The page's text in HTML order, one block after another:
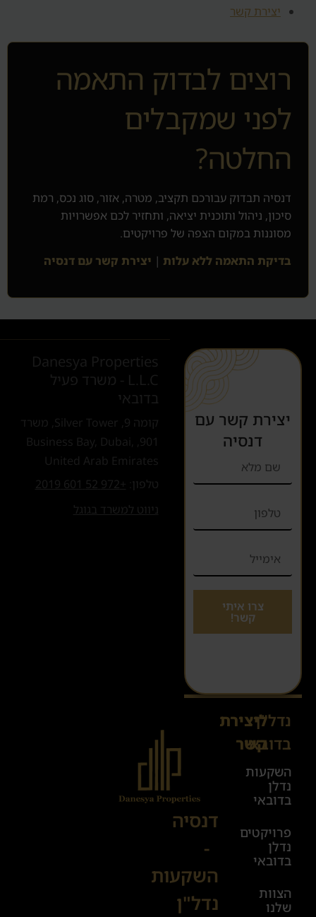
יצירת קשר
רוצים לבדוק התאמה
לפני שמקבלים
החלטה?
דנסיה תבדוק עבורכם תקציב, מטרה, אזור, סוג נכס, רמת
סיכון, ניהול ותוכנית יציאה, ותחזיר לכם אפשרויות
מסוננות במקום הצפה של פרויקטים.
בדיקת התאמה ללא עלות | יצירת קשר עם דנסיה
יצירת קשר עם
דנסיה
צרו איתי
קשר!
נדל"ן
בדובאי
השקעות
נדלן
בדובאי
פרויקטים
נדלן
בדובאי
הצוות
שלנו
ליצירת
קשר
א׳-ה׳
08:00-
00:00
יום ו׳
08:00-
17:00
Sales@danesya.co.il
דנסיה
-
השקעות
נדל"ן
Danesya Properties
L.L.C - משרד פעיל
בדובאי
קומה 9, Silver Tower, משרד
901, Business Bay, Dubai,
United Arab Emirates
טלפון:
+972 52 601 2019
ניווט למשרד בגוגל